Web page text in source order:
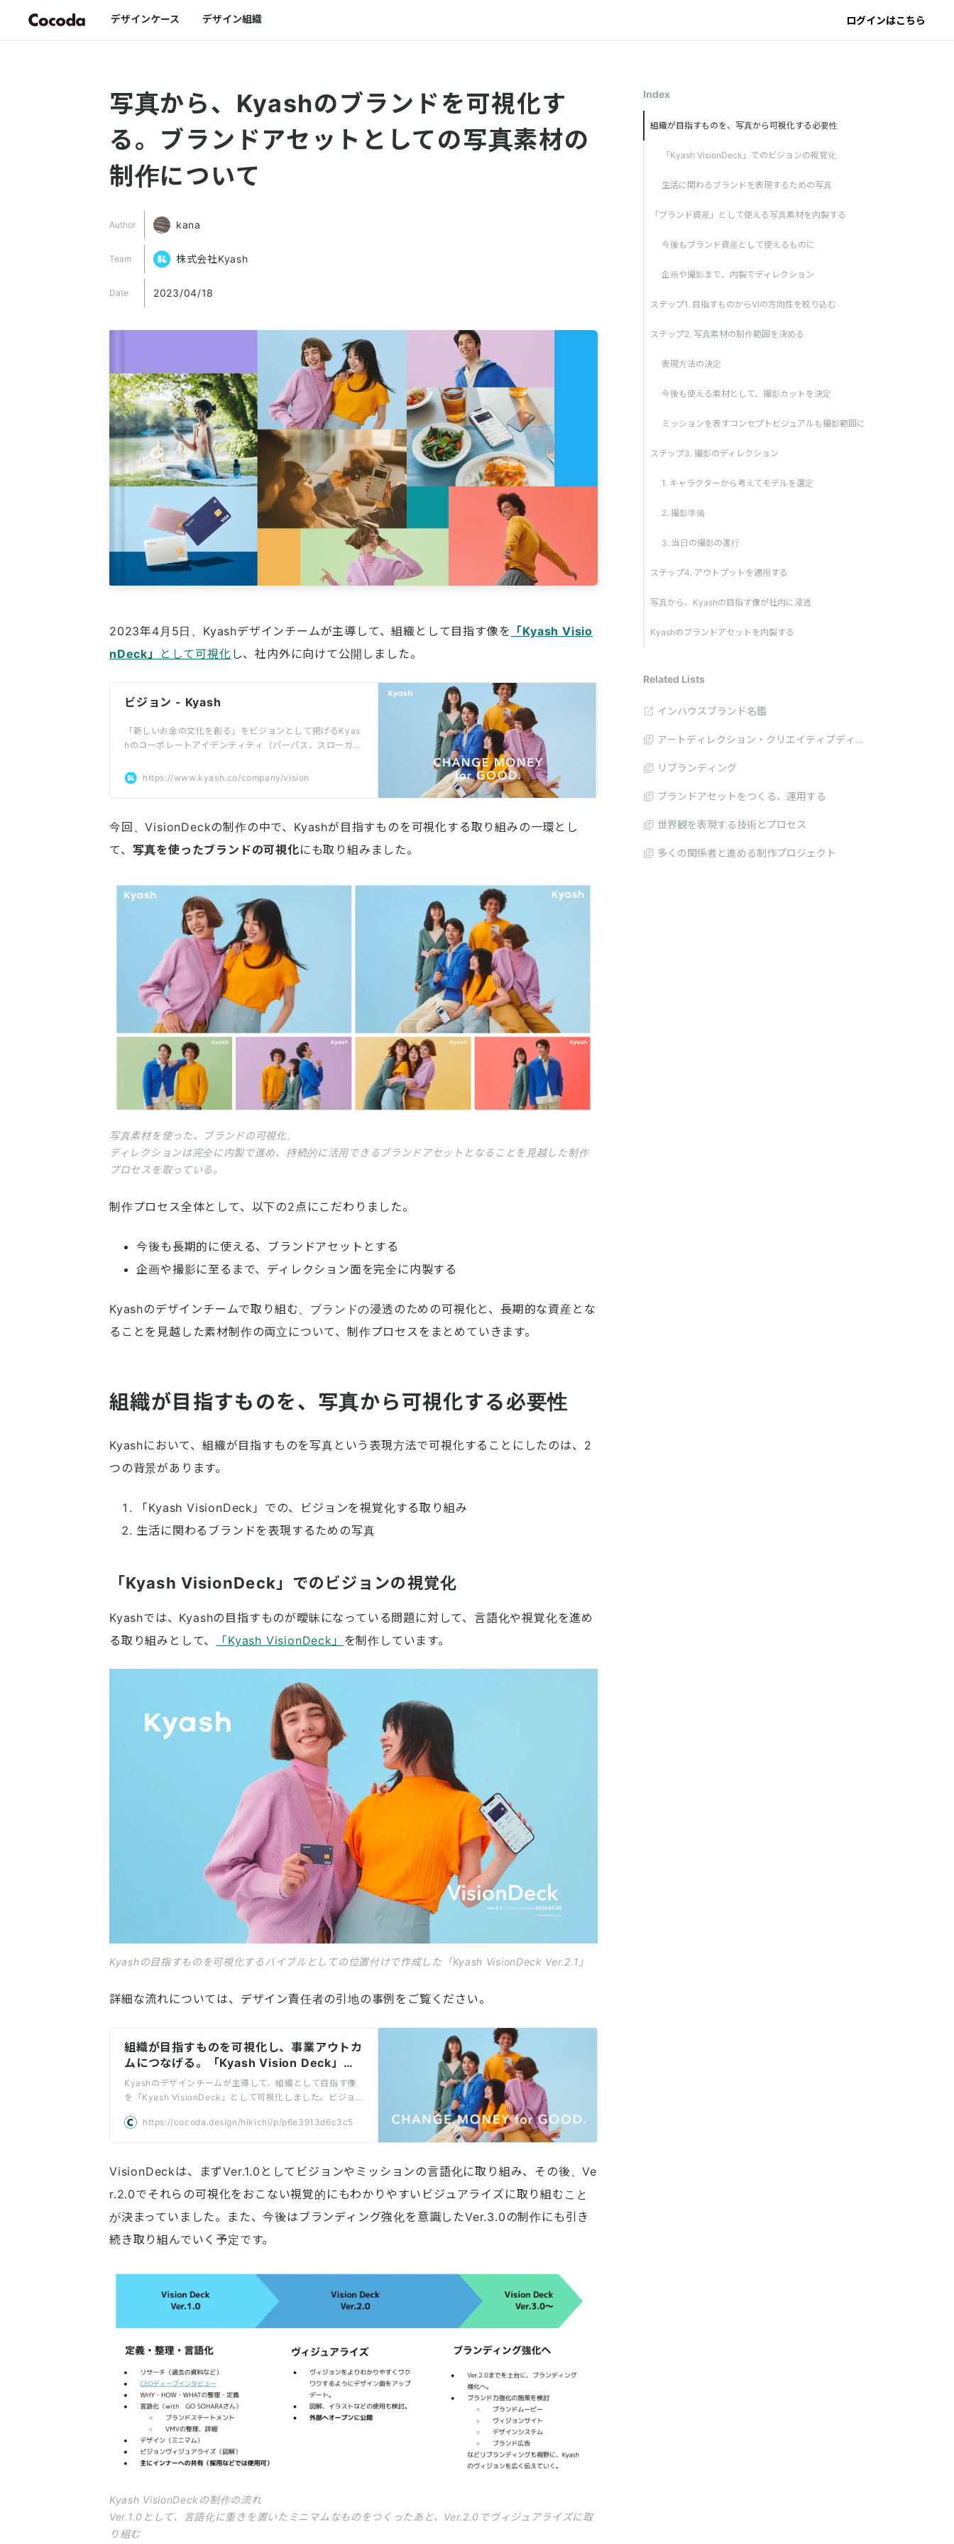
デザインケース デザイン組織 ログインはこちら
写真から、Kyashのブランドを可視化す
る。ブランドアセットとしての写真素材の
制作について
Author kana
Team 株式会社Kyash
Date 2023/04/18
2023年4月5日、Kyashデザインチームが主導して、組織として目指す像を 「Kyash Visio
nDeck」
として可視化 し、社内外に向けて公開しました。
ビジョン - Kyash
「新しいお金の文化を創る」をビジョンとして掲げるKyas
hのコーポレートアイデンティティ（パーパス、スローガ
掲載しています
https://www.kyash.co/company/vision
今回、VisionDeckの制作の中で、Kyashが目指すものを可視化する取り組みの一環とし
て、 写真を使ったブランドの可視化にも取り組みました。
写真素材を使った、ブランドの可視化。
ディレクションは完全に内製で進め、持続的に活用できるブランドアセットとなることを見越した制作
プロセスを取っている。
制作プロセス全体として、以下の2点にこだわりました。
今後も長期的に使える、ブランドアセットとする
企画や撮影に至るまで、ディレクション面を完全に内製する
Kyashのデザインチームで取り組む、ブランドの浸透のための可視化と、長期的な資産とな
ることを見越した素材制作の両立について、制作プロセスをまとめていきます。
組織が目指すものを、写真から可視化する必要性
Kyashにおいて、組織が目指すものを写真という表現方法で可視化することにしたのは、2
つの背景があります。
「Kyash VisionDeck」での、ビジョンを視覚化する取り組み
生活に関わるブランドを表現するための写真
「Kyash VisionDeck」でのビジョンの視覚化
Kyashでは、Kyashの目指すものが曖昧になっている問題に対して、言語化や視覚化を進め
る取り組みとして、
「Kyash VisionDeck」 を制作しています。
Kyashの目指すものを可視化するバイブルとしての位置付けで作成した「Kyash VisionDeck Ver.2.1」
詳細な流れについては、デザイン責任者の引地の事例をご覧ください。
組織が目指すものを可視化し、事業アウトカ
ムにつなげる。「Kyash Vision Deck」の
制作プロセス｜Cocoda
Kyashのデザインチームが主導して、組織として目指す像
を「Kyash VisionDeck」として可視化しました。ビジョ
ころから、Kyashの目指すものを言語や写真、イラストに
よって可視化することで、いわばバイブルのような位置付
https://cocoda.design/hikichi/p/p6e3913d6c3c5
VisionDeckは、まずVer.1.0としてビジョンやミッションの言語化に取り組み、その後、Ve
r.2.0でそれらの可視化をおこない視覚的にもわかりやすいビジュアライズに取り組むこと
が決まっていました。また、今後はブランディング強化を意識したVer.3.0の制作にも引き
続き取り組んでいく予定です。
Kyash VisionDeckの制作の流れ
Ver.1.0として、言語化に重きを置いたミニマムなものをつくったあと、Ver.2.0でヴィジュアライズに取
り組む
Index
組織が目指すものを、写真から可視化する必要性
「Kyash VisionDeck」でのビジョンの視覚化
生活に関わるブランドを表現するための写真
「ブランド資産」として使える写真素材を内製する
今後もブランド資産として使えるものに
企画や撮影まで、内製でディレクション
ステップ1. 目指すものからVIの方向性を絞り込む
ステップ2. 写真素材の制作範囲を決める
表現方法の決定
今後も使える素材として、撮影カットを決定
ミッションを表すコンセプトビジュアルも撮影範囲に
ステップ3. 撮影のディレクション
1. キャラクターから考えてモデルを選定
2. 撮影準備
3. 当日の撮影の進行
ステップ4. アウトプットを適用する
写真から、Kyashの目指す像が社内に浸透
Kyashのブランドアセットを内製する
Related Lists
インハウスブランド名鑑
アートディレクション・クリエイティブディレ
リブランディング
ブランドアセットをつくる、運用する
世界観を表現する技術とプロセス
多くの関係者と進める制作プロジェクト